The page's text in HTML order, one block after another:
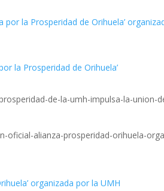
por la Prosperidad de Orihuela’
la Prosperidad de Orihuela’
de-la-umh-impulsa-la-union-
alianza-prosperidad-orihuela-
organizada por la UMH